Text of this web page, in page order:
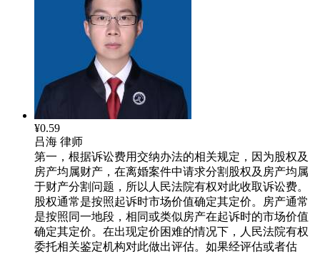
¥0.59
吕海 律师
第一，根据诉讼费用交纳办法的相关规定，因为股权及
房产均属财产，在离婚案件中请求分割股权及房产均属
于财产分割问题，所以人民法院有权对此收取诉讼费。
股权通常是按照起诉时市场价值确定其定价。房产通常
是按照同一地段，相同或类似房产在起诉时的市场价值
确定其定价。在出现定价困难的情况下，人民法院有权
委托相关鉴定机构对此做出评估。如果经评估或者估